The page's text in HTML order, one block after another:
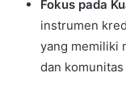
Fokus pada
instrumen
yang memiliki
dan komunitas